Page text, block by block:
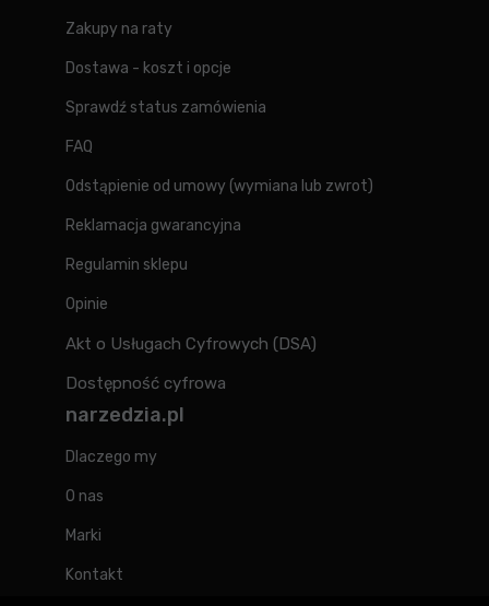
Zakupy na raty
Dostawa - koszt i opcje
Sprawdź status zamówienia
FAQ
Odstąpienie od umowy (wymiana lub zwrot)
Reklamacja gwarancyjna
Regulamin sklepu
Opinie
Akt o Usługach Cyfrowych (DSA)
Dostępność cyfrowa
narzedzia.pl
Dlaczego my
O nas
Marki
Kontakt